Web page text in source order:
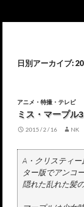
日別アーカイブ:
アニメ・特撮・テレビ
ミス・マープル
2015 / 2 / 16 NK
A・クリスティ
ター版でアンコ
隠れた乱れた髪